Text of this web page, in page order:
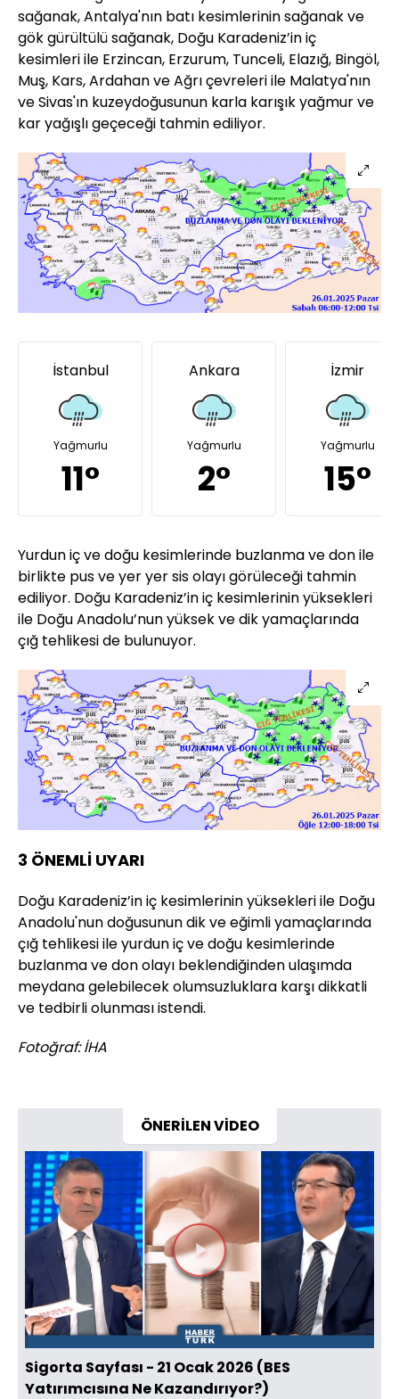
sağanak, Antalya'nın batı kesimlerinin sağanak ve
gök gürültülü sağanak, Doğu Karadeniz’in iç
kesimleri ile Erzincan, Erzurum, Tunceli, Elazığ, Bingöl,
Muş, Kars, Ardahan ve Ağrı çevreleri ile Malatya'nın
ve Sivas'ın kuzeydoğusunun karla karışık yağmur ve
kar yağışlı geçeceği tahmin ediliyor.
İstanbul
Yağmurlu
11°
Ankara
Yağmurlu
2°
İzmir
Yağmurlu
15°
Yurdun iç ve doğu kesimlerinde buzlanma ve don ile
birlikte pus ve yer yer sis olayı görüleceği tahmin
ediliyor. Doğu Karadeniz’in iç kesimlerinin yüksekleri
ile Doğu Anadolu’nun yüksek ve dik yamaçlarında
çığ tehlikesi de bulunuyor.
3 ÖNEMLİ UYARI
Doğu Karadeniz’in iç kesimlerinin yüksekleri ile Doğu
Anadolu'nun doğusunun dik ve eğimli yamaçlarında
çığ tehlikesi ile yurdun iç ve doğu kesimlerinde
buzlanma ve don olayı beklendiğinden ulaşımda
meydana gelebilecek olumsuzluklara karşı dikkatli
ve tedbirli olunması istendi.
Fotoğraf: İHA
ÖNERİLEN VİDEO
Videoyu
Oynat
Sigorta Sayfası - 21 Ocak 2026 (BES
Yatırımcısına Ne Kazandırıyor?)